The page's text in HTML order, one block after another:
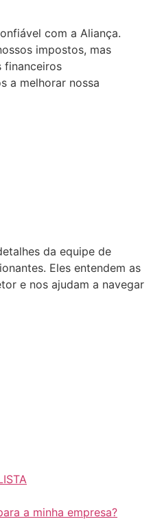
com a Aliança.
impostos, mas
financeiros
a melhorar nossa
da equipe de
Eles entendem as
e nos ajudam a navegar
a minha empresa?